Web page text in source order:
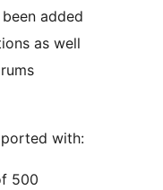
added
as well
with:
500